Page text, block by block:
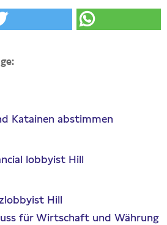
Katainen abstimmen
lobbyist Hill
Hill
für Wirtschaft und Währung